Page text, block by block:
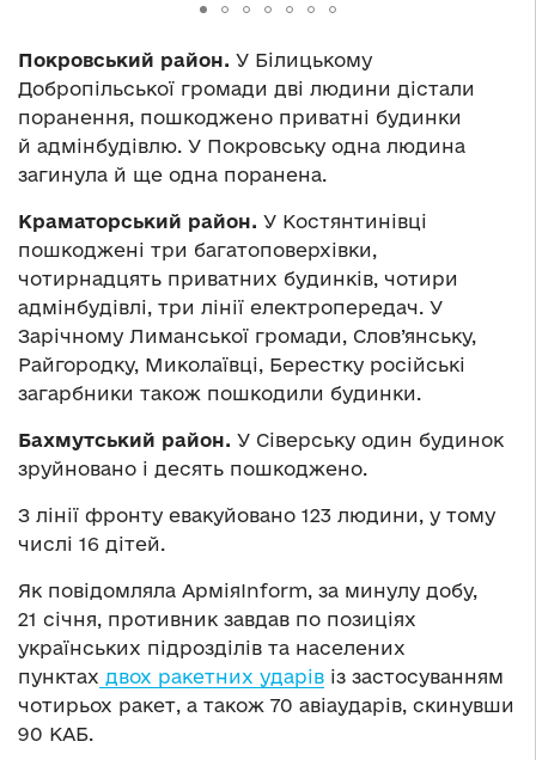
Покровський район. У Білицькому
Добропільської громади дві людини дістали
поранення, пошкоджено приватні будинки
й адмінбудівлю. У Покровську одна людина
загинула й ще одна поранена.
Краматорський район. У Костянтинівці
пошкоджені три багатоповерхівки,
чотирнадцять приватних будинків, чотири
адмінбудівлі, три лінії електропередач. У
Зарічному Лиманської громади, Слов’янську,
Райгородку, Миколаївці, Берестку російські
загарбники також пошкодили будинки.
Бахмутський район. У Сіверську один будинок
зруйновано і десять пошкоджено.
З лінії фронту евакуйовано 123 людини, у тому
числі 16 дітей.
Як повідомляла АрміяInform, за минулу добу,
21 січня, противник завдав по позиціях
українських підрозділів та населених
пунктах двох ракетних ударів із застосуванням
чотирьох ракет, а також 70 авіаударів, скинувши
90 КАБ.